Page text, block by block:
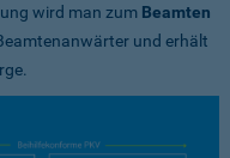
wird man zum Beamten
und erhält